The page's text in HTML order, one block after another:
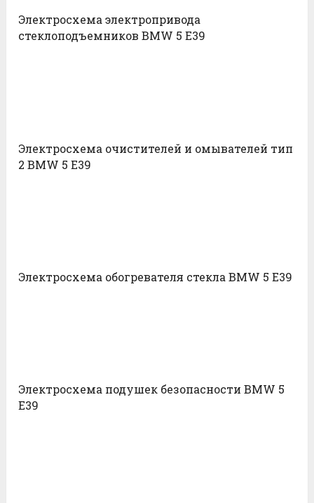
Электросхема электропривода
стеклоподъемников BMW 5 E39
Электросхема очистителей и омывателей тип
2 BMW 5 E39
Электросхема обогревателя стекла BMW 5 E39
Электросхема подушек безопасности BMW 5
E39